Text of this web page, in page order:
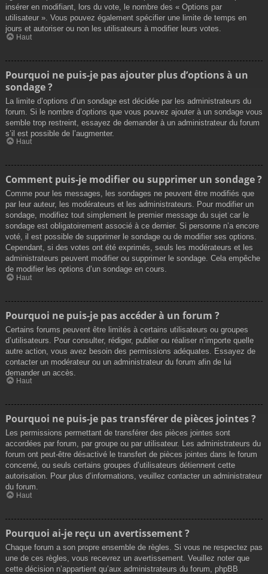
insérer en modifiant, lors du vote, le nombre des « Options par
utilisateur ». Vous pouvez également spécifier une limite de temps en
jours et autoriser ou non les utilisateurs à modifier leurs votes.
Haut
Pourquoi ne puis-je pas ajouter plus d’options à un
sondage ?
La limite d’options d’un sondage est décidée par les administrateurs du
forum. Si le nombre d’options que vous pouvez ajouter à un sondage vous
semble trop restreint, essayez de demander à un administrateur du forum
s’il est possible de l’augmenter.
Haut
Comment puis-je modifier ou supprimer un sondage ?
Comme pour les messages, les sondages ne peuvent être modifiés que
par leur auteur, les modérateurs et les administrateurs. Pour modifier un
sondage, modifiez tout simplement le premier message du sujet car le
sondage est obligatoirement associé à ce dernier. Si personne n’a encore
voté, il est possible de supprimer le sondage ou de modifier ses options.
Cependant, si des votes ont été exprimés, seuls les modérateurs et les
administrateurs peuvent modifier ou supprimer le sondage. Cela empêche
de modifier les options d’un sondage en cours.
Haut
Pourquoi ne puis-je pas accéder à un forum ?
Certains forums peuvent être limités à certains utilisateurs ou groupes
d’utilisateurs. Pour consulter, rédiger, publier ou réaliser n’importe quelle
autre action, vous avez besoin des permissions adéquates. Essayez de
contacter un modérateur ou un administrateur du forum afin de lui
demander un accès.
Haut
Pourquoi ne puis-je pas transférer de pièces jointes ?
Les permissions permettant de transférer des pièces jointes sont
accordées par forum, par groupe ou par utilisateur. Les administrateurs du
forum ont peut-être désactivé le transfert de pièces jointes dans le forum
concerné, ou seuls certains groupes d’utilisateurs détiennent cette
autorisation. Pour plus d’informations, veuillez contacter un administrateur
du forum.
Haut
Pourquoi ai-je reçu un avertissement ?
Chaque forum a son propre ensemble de règles. Si vous ne respectez pas
une de ces règles, vous recevrez un avertissement. Veuillez noter que
cette décision n’appartient qu’aux administrateurs du forum, phpBB